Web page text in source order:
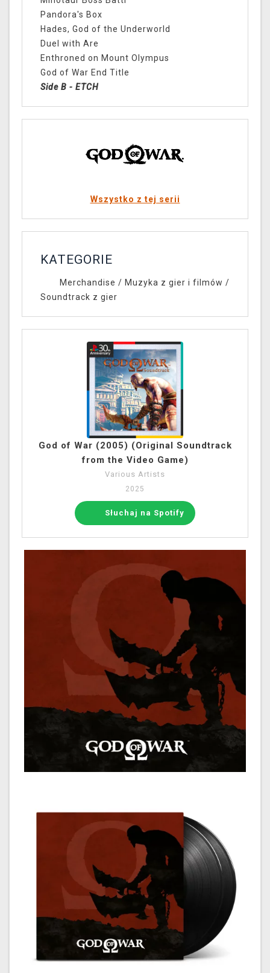
Pandora's Box
Hades, God of the Underworld
Duel with Are
Enthroned on Mount Olympus
God of War End Title
Side B - ETCH
Wszystko z tej serii
KATEGORIE
Merchandise / Muzyka z gier i filmów /
Soundtrack z gier
God of War (2005) (Original Soundtrack
from the Video Game)
Various Artists
2025
Słuchaj na Spotify